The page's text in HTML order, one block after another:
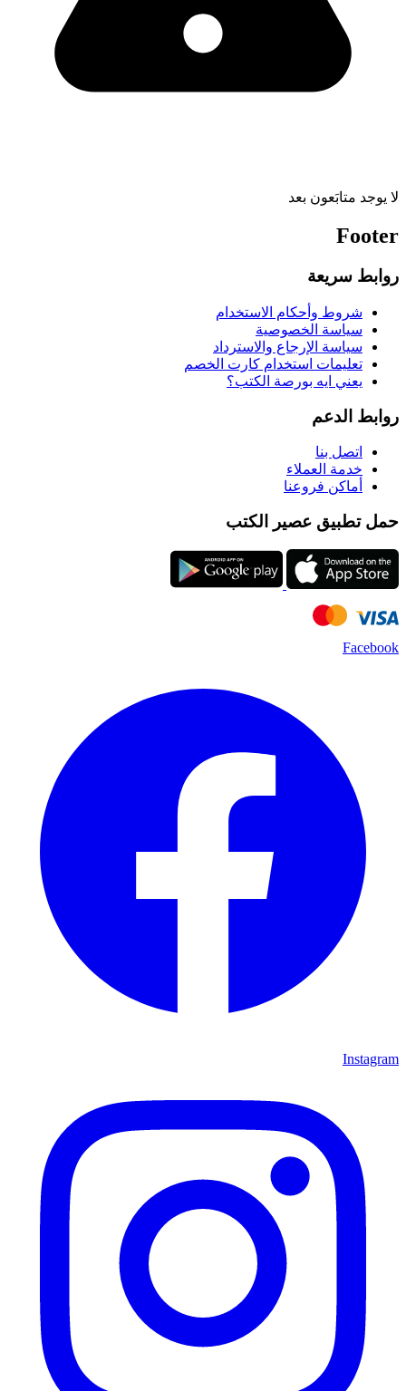
لا يوجد متابَعون بعد
Footer
روابط سريعة
شروط وأحكام الاستخدام
سياسة الخصوصية
سياسة الإرجاع والاسترداد
تعليمات استخدام كارت الخصم
يعني ايه بورصة الكتب؟
روابط الدعم
اتصل بنا
خدمة العملاء
أماكن فروعنا
حمل تطبيق عصير الكتب
Facebook
Instagram